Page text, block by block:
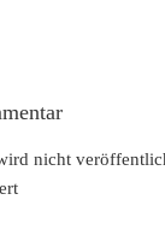
nicht